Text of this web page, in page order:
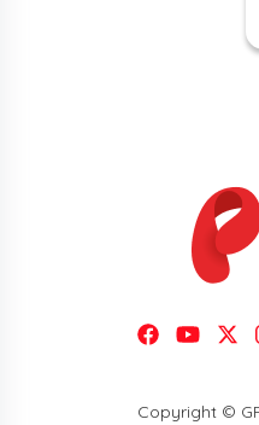
Copyright ©